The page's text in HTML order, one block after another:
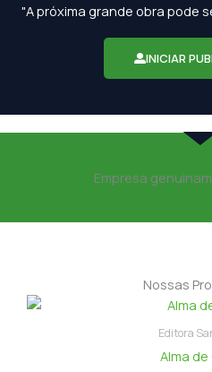
"A próxima grande obra pode
INICIAR
Empresa
Nossas
Editora
Alma de